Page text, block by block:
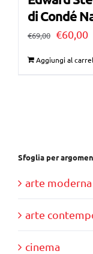
di Condé
€69,00 Il
€60,00Il
Aggiungi al
Sfoglia per
arte moderna
arte
cinema